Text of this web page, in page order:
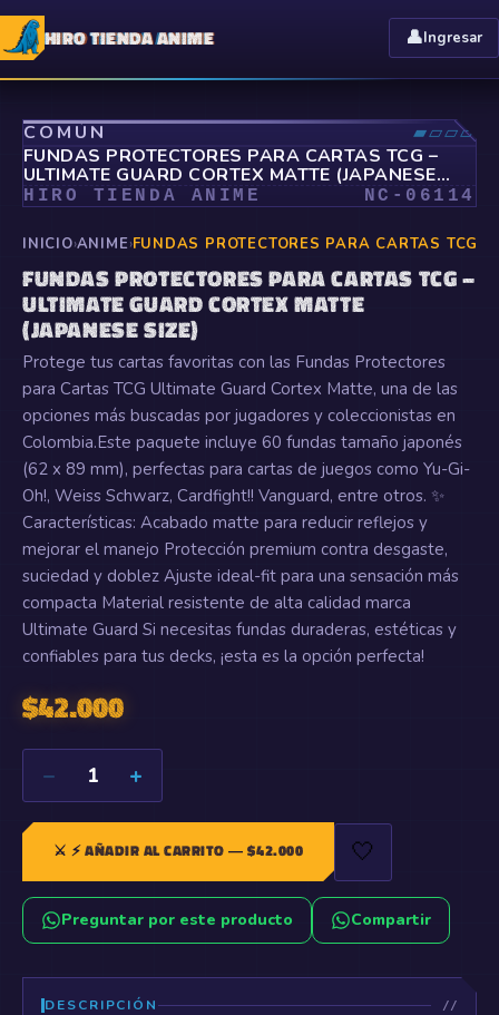
HIRO TIENDA ANIME 👤Ingresar
COMÚN ▰▱▱▱
⤢
FUNDAS PROTECTORES PARA CARTAS TCG –
ULTIMATE GUARD CORTEX MATTE (JAPANESE
SIZE)
HIRO TIENDA ANIME NC- 06114
INICIO›ANIME›FUNDAS PROTECTORES PARA CARTAS TCG
FUNDAS PROTECTORES PARA CARTAS TCG –
ULTIMATE GUARD CORTEX MATTE
(JAPANESE SIZE)
Protege tus cartas favoritas con las Fundas Protectores
para Cartas TCG Ultimate Guard Cortex Matte, una de las
opciones más buscadas por jugadores y coleccionistas en
Colombia.Este paquete incluye 60 fundas tamaño japonés
(62 x 89 mm), perfectas para cartas de juegos como Yu-Gi-
Oh!, Weiss Schwarz, Cardfight!! Vanguard, entre otros. ✨
Características: Acabado matte para reducir reflejos y
mejorar el manejo Protección premium contra desgaste,
suciedad y doblez Ajuste ideal-fit para una sensación más
compacta Material resistente de alta calidad marca
Ultimate Guard Si necesitas fundas duraderas, estéticas y
confiables para tus decks, ¡esta es la opción perfecta!
$42.000
− 1 +
⚔️⚡ AÑADIR AL CARRITO — $42.000 🤍
Preguntar por este producto Compartir
DESCRIPCIÓN